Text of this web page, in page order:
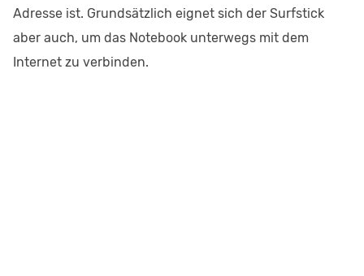
Adresse ist. Grundsätzlich eignet sich der Surfstick
aber auch, um das Notebook unterwegs mit dem
Internet zu verbinden.